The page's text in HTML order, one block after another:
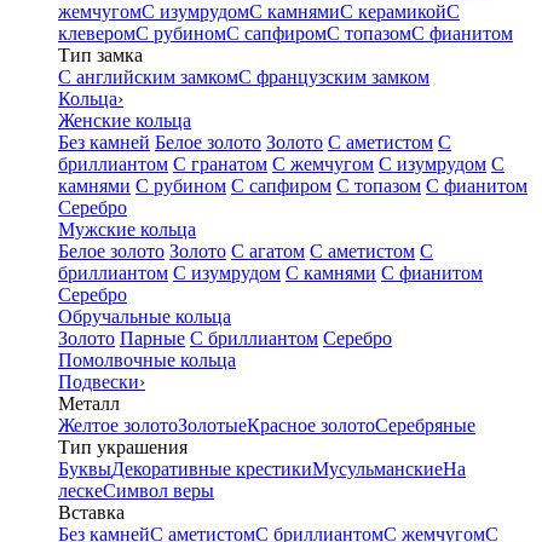
жемчугомС изумрудомС камнямиС керамикойС
клеверомС рубиномС сапфиромС топазомС фианитом
Тип замка
С английским замкомС французским замком
Кольца›
Женские кольца
Без камней Белое золото Золото С аметистом С
бриллиантом С гранатом С жемчугом С изумрудом С
камнями С рубином С сапфиром С топазом С фианитом
Серебро
Мужские кольца
Белое золото Золото С агатом С аметистом С
бриллиантом С изумрудом С камнями С фианитом
Серебро
Обручальные кольца
Золото Парные С бриллиантом Серебро
Помолвочные кольца
Подвески›
Металл
Желтое золотоЗолотыеКрасное золотоСеребряные
Тип украшения
БуквыДекоративные крестикиМусульманскиеНа
лескеСимвол веры
Вставка
Без камнейС аметистомС бриллиантомС жемчугомС